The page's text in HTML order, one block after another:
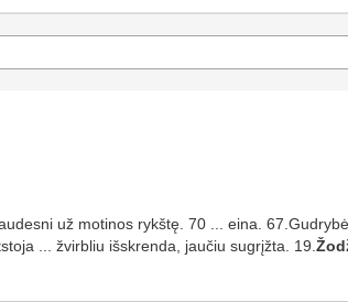
už motinos rykštę. 70 ... eina.
... žvirbliu išskrenda, jaučiu sugrįžta. 19.